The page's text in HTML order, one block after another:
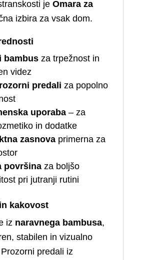
je Omara za
izbira za vsak dom.
bambusza trpežnost in
videz
predali za popolno
uporaba– za
in dodatke
zasnovaprimerna za
površinaza boljšo
pri jutranji rutini
kakovost
iz naravnega bambusa,
stabilen in vizualno
predali iz